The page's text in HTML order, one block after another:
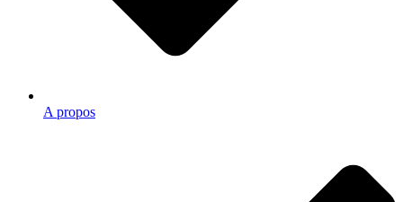
A propos